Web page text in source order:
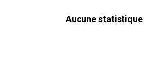
Aucune statistique